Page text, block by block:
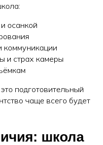
осанкой
коммуникации
и страх камеры
подготовительный
чаще всего будет
школа